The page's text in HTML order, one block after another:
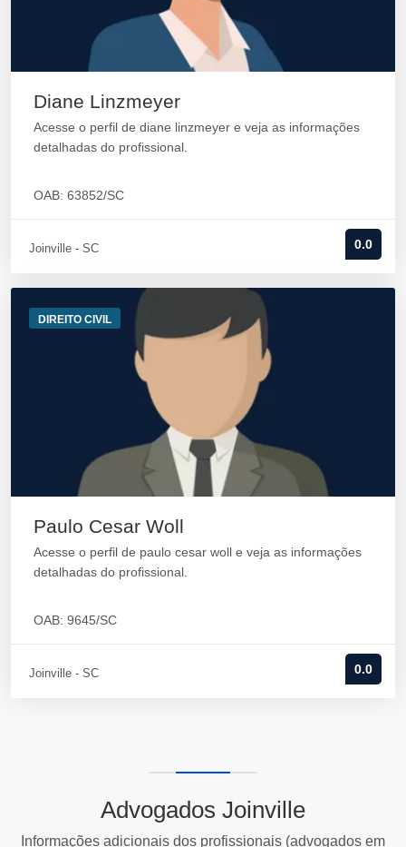
Diane Linzmeyer
Acesse o perfil de diane linzmeyer e veja as informações
detalhadas do profissional.
OAB: 63852/SC
Joinville - SC 0.0
DIREITO CIVIL
Paulo Cesar Woll
Acesse o perfil de paulo cesar woll e veja as informações
detalhadas do profissional.
OAB: 9645/SC
Joinville - SC 0.0
Advogados Joinville
Informações adicionais dos profissionais (advogados em